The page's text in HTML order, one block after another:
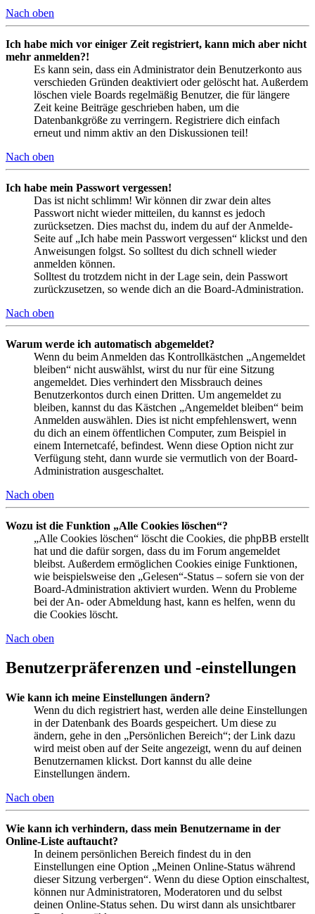
Nach oben
Ich habe mich vor einiger Zeit registriert, kann mich aber nicht
mehr anmelden?!
Es kann sein, dass ein Administrator dein Benutzerkonto aus
verschieden Gründen deaktiviert oder gelöscht hat. Außerdem
löschen viele Boards regelmäßig Benutzer, die für längere
Zeit keine Beiträge geschrieben haben, um die
Datenbankgröße zu verringern. Registriere dich einfach
erneut und nimm aktiv an den Diskussionen teil!
Nach oben
Ich habe mein Passwort vergessen!
Das ist nicht schlimm! Wir können dir zwar dein altes
Passwort nicht wieder mitteilen, du kannst es jedoch
zurücksetzen. Dies machst du, indem du auf der Anmelde-
Seite auf „Ich habe mein Passwort vergessen“ klickst und den
Anweisungen folgst. So solltest du dich schnell wieder
anmelden können.
Solltest du trotzdem nicht in der Lage sein, dein Passwort
zurückzusetzen, so wende dich an die Board-Administration.
Nach oben
Warum werde ich automatisch abgemeldet?
Wenn du beim Anmelden das Kontrollkästchen „Angemeldet
bleiben“ nicht auswählst, wirst du nur für eine Sitzung
angemeldet. Dies verhindert den Missbrauch deines
Benutzerkontos durch einen Dritten. Um angemeldet zu
bleiben, kannst du das Kästchen „Angemeldet bleiben“ beim
Anmelden auswählen. Dies ist nicht empfehlenswert, wenn
du dich an einem öffentlichen Computer, zum Beispiel in
einem Internetcafé, befindest. Wenn diese Option nicht zur
Verfügung steht, dann wurde sie vermutlich von der Board-
Administration ausgeschaltet.
Nach oben
Wozu ist die Funktion „Alle Cookies löschen“?
„Alle Cookies löschen“ löscht die Cookies, die phpBB erstellt
hat und die dafür sorgen, dass du im Forum angemeldet
bleibst. Außerdem ermöglichen Cookies einige Funktionen,
wie beispielsweise den „Gelesen“-Status – sofern sie von der
Board-Administration aktiviert wurden. Wenn du Probleme
bei der An- oder Abmeldung hast, kann es helfen, wenn du
die Cookies löscht.
Nach oben
Benutzerpräferenzen und -einstellungen
Wie kann ich meine Einstellungen ändern?
Wenn du dich registriert hast, werden alle deine Einstellungen
in der Datenbank des Boards gespeichert. Um diese zu
ändern, gehe in den „Persönlichen Bereich“; der Link dazu
wird meist oben auf der Seite angezeigt, wenn du auf deinen
Benutzernamen klickst. Dort kannst du alle deine
Einstellungen ändern.
Nach oben
Wie kann ich verhindern, dass mein Benutzername in der
Online-Liste auftaucht?
In deinem persönlichen Bereich findest du in den
Einstellungen eine Option „Meinen Online-Status während
dieser Sitzung verbergen“. Wenn du diese Option einschaltest,
können nur Administratoren, Moderatoren und du selbst
deinen Online-Status sehen. Du wirst dann als unsichtbarer